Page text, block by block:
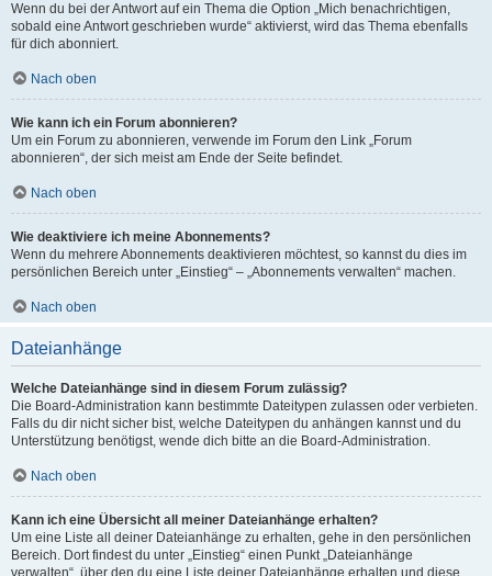
Wenn du bei der Antwort auf ein Thema die Option „Mich benachrichtigen,
sobald eine Antwort geschrieben wurde“ aktivierst, wird das Thema ebenfalls
für dich abonniert.
Nach oben
Wie kann ich ein Forum abonnieren?
Um ein Forum zu abonnieren, verwende im Forum den Link „Forum
abonnieren“, der sich meist am Ende der Seite befindet.
Nach oben
Wie deaktiviere ich meine Abonnements?
Wenn du mehrere Abonnements deaktivieren möchtest, so kannst du dies im
persönlichen Bereich unter „Einstieg“ – „Abonnements verwalten“ machen.
Nach oben
Dateianhänge
Welche Dateianhänge sind in diesem Forum zulässig?
Die Board-Administration kann bestimmte Dateitypen zulassen oder verbieten.
Falls du dir nicht sicher bist, welche Dateitypen du anhängen kannst und du
Unterstützung benötigst, wende dich bitte an die Board-Administration.
Nach oben
Kann ich eine Übersicht all meiner Dateianhänge erhalten?
Um eine Liste all deiner Dateianhänge zu erhalten, gehe in den persönlichen
Bereich. Dort findest du unter „Einstieg“ einen Punkt „Dateianhänge
verwalten“, über den du eine Liste deiner Dateianhänge erhalten und diese